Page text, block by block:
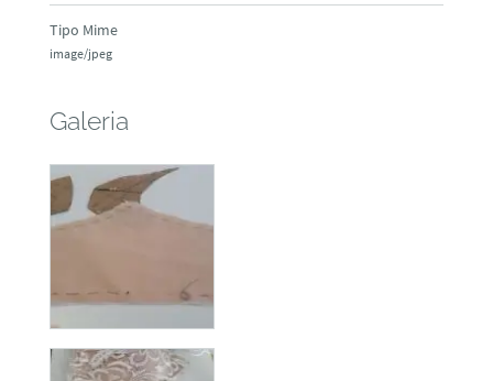
Tipo Mime
image/jpeg
Galeria